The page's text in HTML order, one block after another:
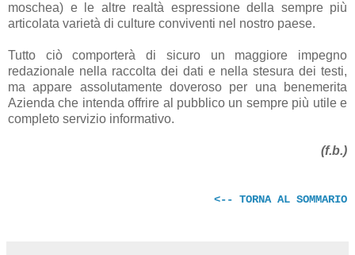
moschea) e le altre realtà espressione della sempre più
articolata varietà di culture conviventi nel nostro paese.
Tutto ciò comporterà di sicuro un maggiore impegno
redazionale nella raccolta dei dati e nella stesura dei testi,
ma appare assolutamente doveroso per una benemerita
Azienda che intenda offrire al pubblico un sempre più utile e
completo servizio informativo.
(f.b.)
<-- TORNA AL SOMMARIO